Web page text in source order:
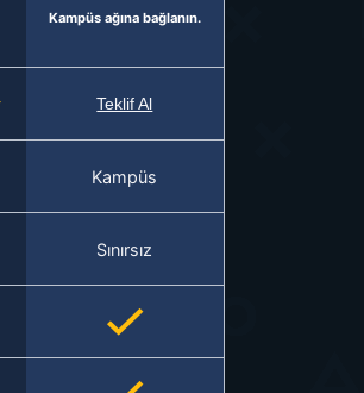
Kampüs ağına bağlanın.
Teklif Al
Kampüs
Sınırsız